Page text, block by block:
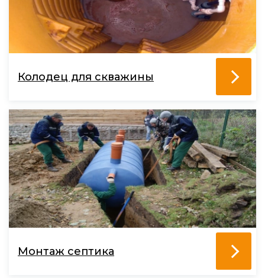
Колодец для скважины
Монтаж септика